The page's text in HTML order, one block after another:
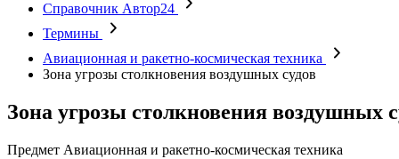
Справочник Автор24
Термины
Авиационная и ракетно-космическая техника
Зона угрозы столкновения воздушных судов
Зона угрозы столкновения воздушных
Предмет Авиационная и ракетно-космическая техника